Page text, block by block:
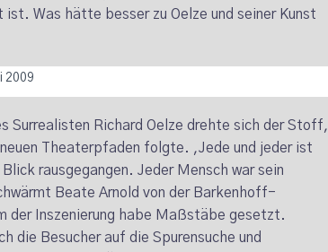
ist. Was hätte besser zu Oelze und seiner Kunst
2009
Surrealisten Richard Oelze drehte sich der Stoff,
Theaterpfaden folgte. ,Jede und jeder ist
rausgegangen. Jeder Mensch war sein
Beate Arnold von der Barkenhoff-
der Inszenierung habe Maßstäbe gesetzt.
die Besucher auf die Spurensuche und